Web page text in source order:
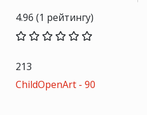
4.96 (1 рейтингу)
213
ChildOpenArt - 90